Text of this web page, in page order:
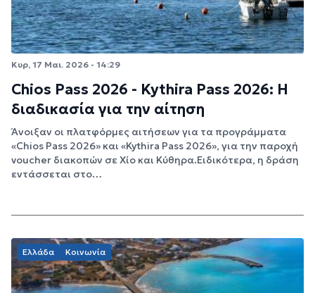
Κυρ, 17 Μαι. 2026 - 14:29
Chios Pass 2026 - Kythira Pass 2026: Η
διαδικασία για την αίτηση
Άνοιξαν οι πλατφόρμες αιτήσεων για τα προγράμματα
«Chios Pass 2026» και «Kythira Pass 2026», για την παροχή
voucher διακοπών σε Χίο και Κύθηρα.Ειδικότερα, η δράση
εντάσσεται στο…
Ελλάδα Κοινωνία